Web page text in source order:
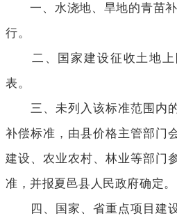
一、水浇地、旱地的青苗补
行。
二、国家建设征收土地上
表。
三、未列入该标准范围内
补偿标准，由县价格主管部门
建设、农业农村、林业等部门
准，并报夏邑县人民政府确定。
四、国家、省重点项目建